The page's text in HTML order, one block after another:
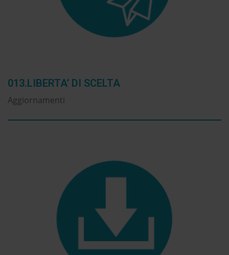
013.LIBERTA’ DI SCELTA
Aggiornamenti